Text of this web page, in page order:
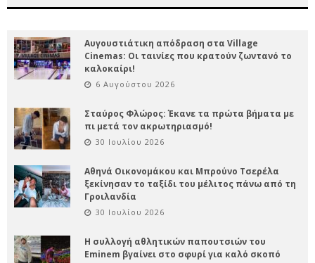
Αυγουστιάτικη απόδραση στα Village
Cinemas: Οι ταινίες που κρατούν ζωντανό το
καλοκαίρι!
6 Αυγούστου 2026
Σταύρος Φλώρος: Έκανε τα πρώτα βήματα με
πι μετά τον ακρωτηριασμό!
30 Ιουλίου 2026
Αθηνά Οικονομάκου και Μπρούνο Τσερέλα
ξεκίνησαν το ταξίδι του μέλιτος πάνω από τη
Γροιλανδία
30 Ιουλίου 2026
Η συλλογή αθλητικών παπουτσιών του
Eminem βγαίνει στο σφυρί για καλό σκοπό